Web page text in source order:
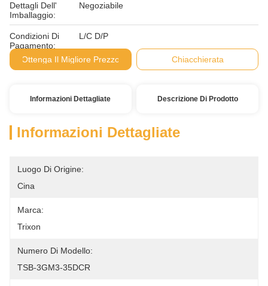
Dettagli Dell'
Imballaggio:
Negoziabile
Condizioni Di
Pagamento:
L/C D/P
Ottenga Il Migliore Prezzo Chiacchierata
Informazioni Dettagliate Descrizione Di Prodotto
Informazioni Dettagliate
Luogo Di Origine:
Cina
Marca:
Trixon
Numero Di Modello:
TSB-3GM3-35DCR